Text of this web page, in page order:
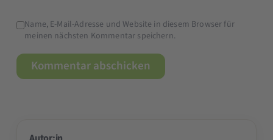
Name, E-Mail-Adresse und Website in diesem Browser für
meinen nächsten Kommentar speichern.